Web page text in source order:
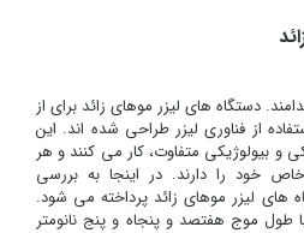
دستگاه های لیزر موهای زائد برای از
از فناوری لیزر طراحی شده اند. این
و بیولوژیکی متفاوت، کار می کنند و هر
خود را دارند. در اینجا به بررسی
لیزر موهای زائد پرداخته می شود.
طول موج هفتصد و پنجاه و پنج نانومتر